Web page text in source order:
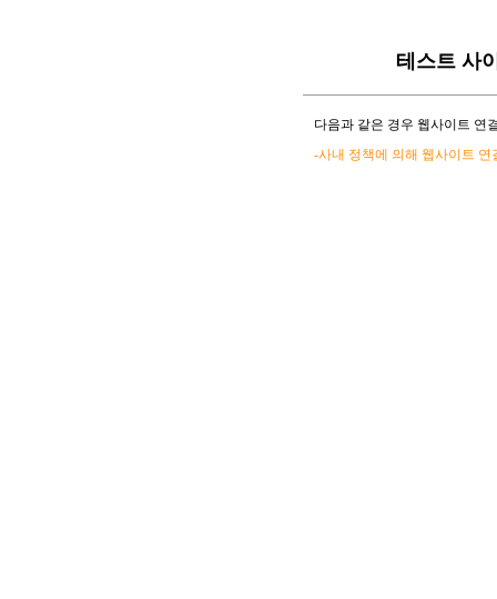
테스트 사
다음과 같은 경우 웹사이트 연
-사내 정책에 의해 웹사이트